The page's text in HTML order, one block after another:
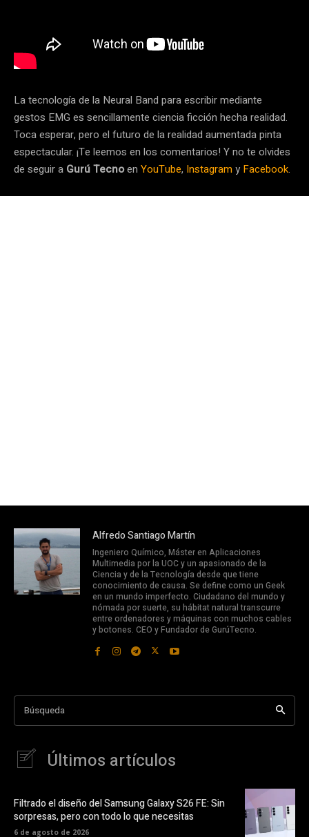
La tecnología de la Neural Band para escribir mediante
gestos EMG es sencillamente ciencia ficción hecha realidad.
Toca esperar, pero el futuro de la realidad aumentada pinta
espectacular. ¡Te leemos en los comentarios! Y no te olvides
de seguir a Gurú Tecnoen YouTube, Instagramy Facebook.
Alfredo Santiago Martín
Ingeniero Químico, Máster en Aplicaciones
Multimedia por la UOC y un apasionado de la
Ciencia y de la Tecnología desde que tiene
conocimiento de causa. Se define como un Geek
en un mundo imperfecto. Ciudadano del mundo y
nómada por suerte, su hábitat natural transcurre
entre ordenadores y máquinas con muchos cables
y botones. CEO y Fundador de GurúTecno.
Búsqueda
Últimos artículos
Filtrado el diseño del Samsung Galaxy S26 FE: Sin
sorpresas, pero con todo lo que necesitas
6 de agosto de 2026